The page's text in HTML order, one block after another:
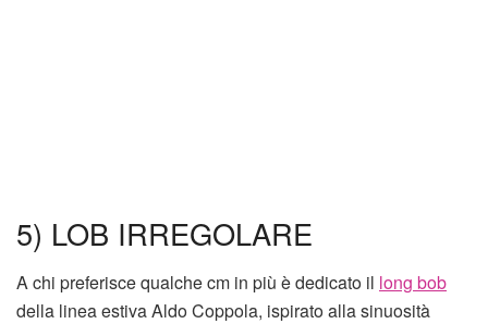
5) LOB IRREGOLARE
A chi preferisce qualche cm in più è dedicato il long bob
della linea estiva Aldo Coppola, ispirato alla sinuosità